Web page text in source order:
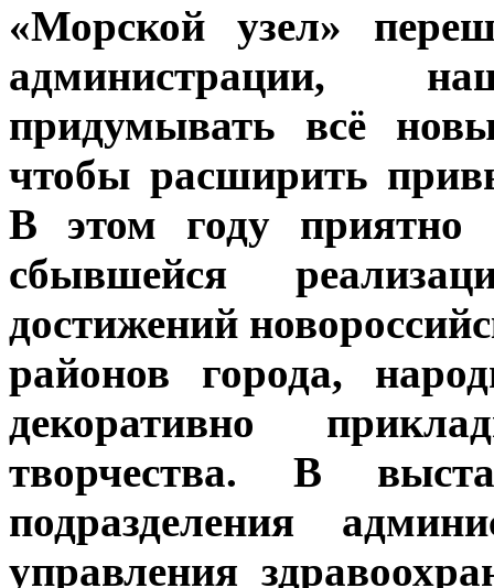
«Морской узел»
администрации,
придумывать всё
чтобы расширить
В этом году приятно
сбывшейся
достижений
районов города,
декоративно
творчества. В
подразделения
управления